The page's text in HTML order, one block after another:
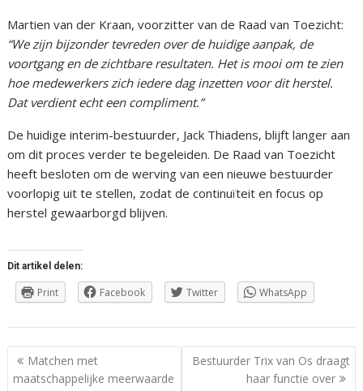
Martien van der Kraan, voorzitter van de Raad van Toezicht:
“We zijn bijzonder tevreden over de huidige aanpak, de
voortgang en de zichtbare resultaten. Het is mooi om te zien
hoe medewerkers zich iedere dag inzetten voor dit herstel.
Dat verdient echt een compliment.”
De huidige interim-bestuurder, Jack Thiadens, blijft langer aan
om dit proces verder te begeleiden. De Raad van Toezicht
heeft besloten om de werving van een nieuwe bestuurder
voorlopig uit te stellen, zodat de continuïteit en focus op
herstel gewaarborgd blijven.
Dit artikel delen:
Print Facebook Twitter WhatsApp
Berichtnavigatie
Matchen met
maatschappelijke meerwaarde
Bestuurder Trix van Os draagt
haar functie over